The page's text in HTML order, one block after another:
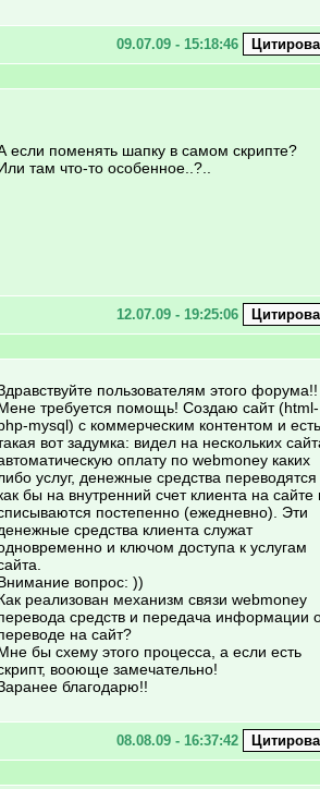
09.07.09 - 15:18:46
если поменять шапку в самом скрипте?
там что-то особенное..?..
12.07.09 - 19:25:06
пользователям этого форума!!
требуется помощь! Создаю сайт (html-
mysql) с коммерческим контентом и есть
вот задумка: видел на нескольких
оплату по webmoney каких
услуг, денежные средства переводятся
бы на внутренний счет клиента на сайте
постепенно (ежедневно). Эти
средства клиента служат
и ключом доступа к услугам
вопрос: ))
реализован механизм связи webmoney
средств и передача информации
на сайт?
бы схему этого процесса, а если есть
вооюще замечательно!
благодарю!!
08.08.09 - 16:37:42